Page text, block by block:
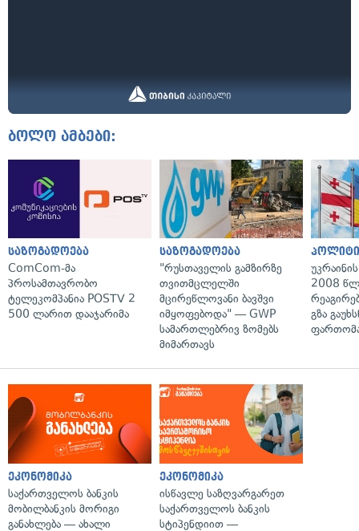
ბოლო ამბები:
საზოგადოება
ComCom-მა
პროსამთავრობო
ტელეკომპანია POSTV 2
500 ლარით დააჯარიმა
საზოგადოება
"რუსთაველის გამზირზე
თვითმცლელში
მცირეწლოვანი ბავშვი
იმყოფებოდა" — GWP
სამართლებრივ ზომებს
მიმართავს
2008
გზა
ეკონომიკა
საქართველოს ბანკის
მობილბანკის მორიგი
განახლება — ახალი
ეკონომიკა
ისწავლე საზღვარგარეთ
საქართველოს ბანკის
სტიპენდიით —